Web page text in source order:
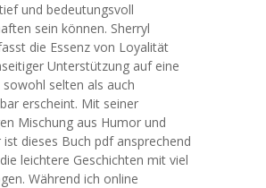
und bedeutungsvoll
sein können. Sherryl
die Essenz von Loyalität
Unterstützung auf eine
sowohl selten als auch
erscheint. Mit seiner
Mischung aus Humor und
dieses Buch pdf ansprechend
leichtere Geschichten mit viel
Während ich online